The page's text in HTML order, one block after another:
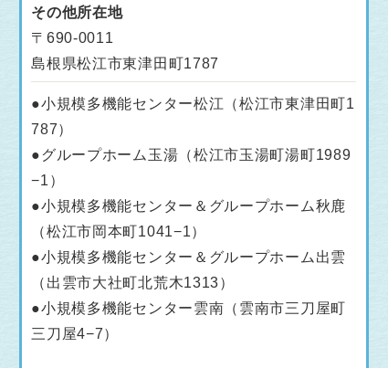
その他所在地
〒690-0011
島根県松江市東津田町1787
●小規模多機能センター松江（松江市東津田町1
787）
●グループホーム玉湯（松江市玉湯町湯町1989
−1）
●小規模多機能センター＆グループホーム秋鹿
（松江市岡本町1041−1）
●小規模多機能センター＆グループホーム出雲
（出雲市大社町北荒木1313）
●小規模多機能センター雲南（雲南市三刀屋町
三刀屋4−7）